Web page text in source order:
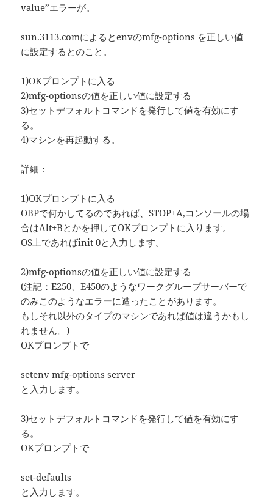
value”エラーが。
sun.3113.comによるとenvのmfg-options を正しい値
に設定するとのこと。
1)OKプロンプトに入る
2)mfg-optionsの値を正しい値に設定する
3)セットデフォルトコマンドを発行して値を有効にす
る。
4)マシンを再起動する。
詳細：
1)OKプロンプトに入る
OBPで何かしてるのであれば、STOP+A,コンソールの場
合はAlt+Bとかを押してOKプロンプトに入ります。
OS上であればinit 0と入力します。
2)mfg-optionsの値を正しい値に設定する
(注記：E250、E450のようなワークグループサーバーで
のみこのようなエラーに遭ったことがあります。
もしそれ以外のタイプのマシンであれば値は違うかもし
れません。)
OKプロンプトで
setenv mfg-options server
と入力します。
3)セットデフォルトコマンドを発行して値を有効にす
る。
OKプロンプトで
set-defaults
と入力します。